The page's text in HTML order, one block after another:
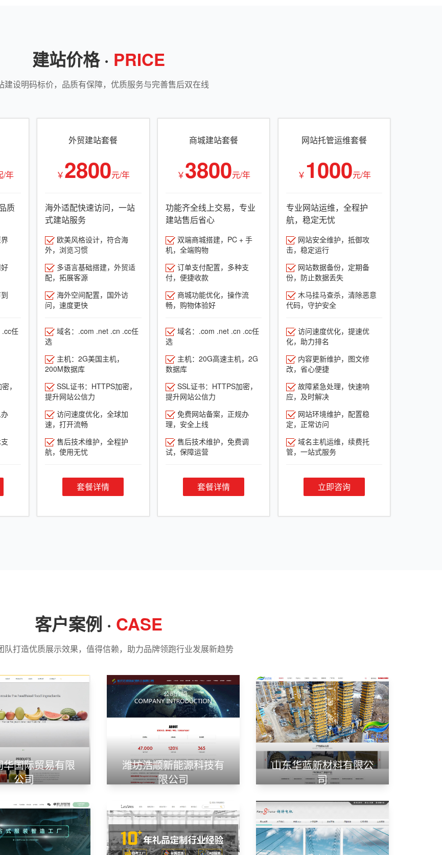
建站价格 · PRICE
建设明码标价，品质有保障，优质服务与完善售后双在线
/年
质
任
，
外贸建站套餐
￥2800元/年
海外适配快速访问，一站
式建站服务
欧美风格设计，符合海
外，浏览习惯
多语言基础搭建，外贸适
配，拓展客源
海外空间配置，国外访
问，速度更快
域名：.com .net .cn .cc任
选
主机：2G美国主机，
200M数据库
SSL证书：HTTPS加密，
提升网站公信力
访问速度优化，全球加
速，打开流畅
售后技术维护，全程护
航，使用无忧
套餐详情
商城建站套餐
￥3800元/年
功能齐全线上交易，专业
建站售后省心
双端商城搭建，PC + 手
机，全端购物
订单支付配置，多种支
付，便捷收款
商城功能优化，操作流
畅，购物体验好
域名：.com .net .cn .cc任
选
主机：20G高速主机，2G
数据库
SSL证书：HTTPS加密，
提升网站公信力
免费网站备案，正规办
理，安全上线
售后技术维护，免费调
试，保障运营
套餐详情
网站托管运维套餐
￥ 1000元/年
专业网站运维，全程护
航，稳定无忧
网站安全维护，抵御攻
击，稳定运行
网站数据备份，定期备
份，防止数据丢失
木马挂马查杀，清除恶意
代码，守护安全
访问速度优化，提速优
化，助力排名
内容更新维护，图文修
改，省心便捷
故障紧急处理，快速响
应，及时解决
网站环境维护，配置稳
定，正常访问
域名主机运维，续费托
管，一站式服务
立即咨询
客户案例 · CASE
队打造优质展示效果，值得信赖，助力品牌领跑行业发展新趋势
华国际贸易有限
公司
潍坊浩顺新能源科技有
限公司
山东华蓝新材料有限公
司